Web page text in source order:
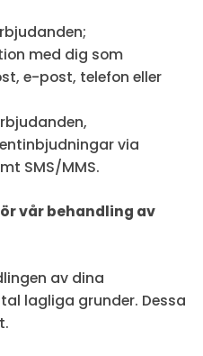
med dig som
e-post, telefon eller
via
SMS/MMS.
vår behandling av
av dina
lagliga grunder. Dessa